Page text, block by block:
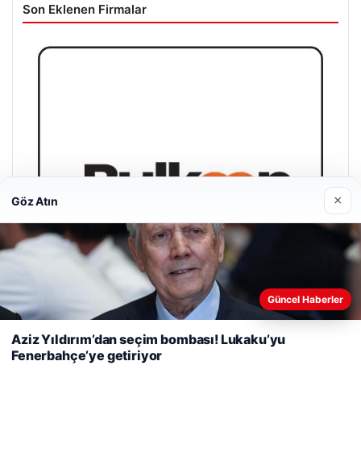
Son Eklenen Firmalar
Bulkoon Toptan Ayakkabı
Web sitemizi nasıl kullandığınızı daha iyi anlayabilmek,
deneyiminizi kişiselleştirmek ve geliştirmek amacıyla çerezler
kullanıyoruz.
Çerez Politikamız
Reddet Kabul Et
Göz Atın ×
Güncel Haberler
Aziz Yıldırım’dan seçim bombası! Lukaku’yu
Fenerbahçe’ye getiriyor